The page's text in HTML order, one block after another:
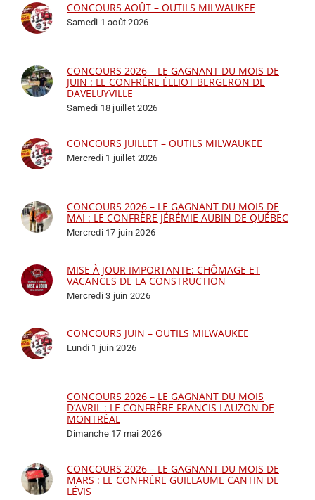
CONCOURS AOÛT – OUTILS MILWAUKEE
Samedi 1 août 2026
CONCOURS 2026 – LE GAGNANT DU MOIS DE
JUIN : LE CONFRÈRE ÉLLIOT BERGERON DE
DAVELUYVILLE
Samedi 18 juillet 2026
CONCOURS JUILLET – OUTILS MILWAUKEE
Mercredi 1 juillet 2026
CONCOURS 2026 – LE GAGNANT DU MOIS DE
MAI : LE CONFRÈRE JÉRÉMIE AUBIN DE QUÉBEC
Mercredi 17 juin 2026
MISE À JOUR IMPORTANTE: CHÔMAGE ET
VACANCES DE LA CONSTRUCTION
Mercredi 3 juin 2026
CONCOURS JUIN – OUTILS MILWAUKEE
Lundi 1 juin 2026
CONCOURS 2026 – LE GAGNANT DU MOIS
D’AVRIL : LE CONFRÈRE FRANCIS LAUZON DE
MONTRÉAL
Dimanche 17 mai 2026
CONCOURS 2026 – LE GAGNANT DU MOIS DE
MARS : LE CONFRÈRE GUILLAUME CANTIN DE
LÉVIS